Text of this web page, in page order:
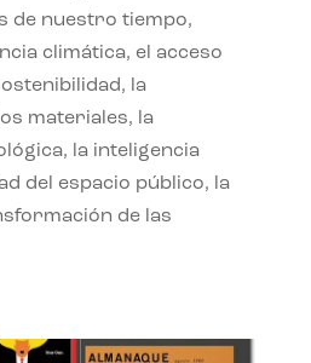
de nuestro tiempo,
climática, el acceso
la
materiales, la
la inteligencia
del espacio público, la
de las